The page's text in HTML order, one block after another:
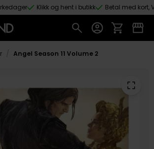
Klikk og hent i butikk Betal med kort,
Angel Season 11 Volume 2